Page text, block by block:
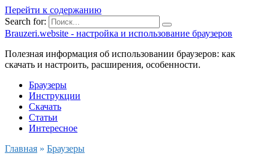
Перейти к содержанию
Search for:
Brauzeri.website - настройка и использование браузеров
Полезная информация об использовании браузеров: как
скачать и настроить, расширения, особенности.
Браузеры
Инструкции
Скачать
Статьи
Интересное
Главная » Браузеры